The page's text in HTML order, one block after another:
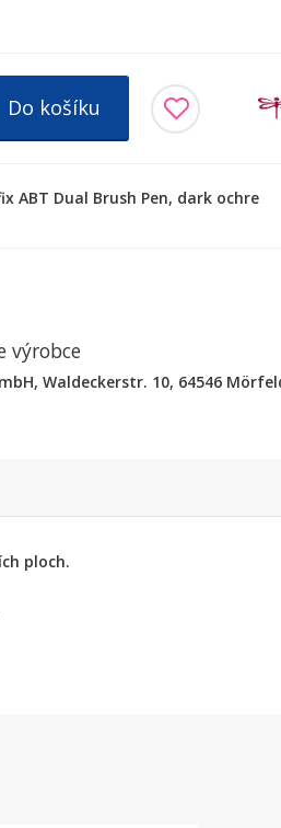
Do košíku
ABT Dual Brush Pen, dark ochre
výrobce
Waldeckerstr. 10, 64546
ploch.